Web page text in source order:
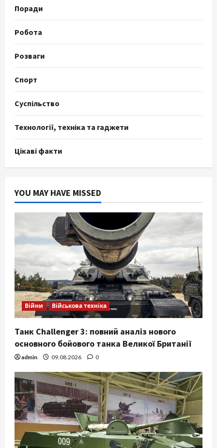
Поради
Робота
Розваги
Спорт
Суспільство
Технології, техніка та гаджети
Цікаві факти
YOU MAY HAVE MISSED
Війни Військова техніка
Танк Challenger 3: повний аналіз нового
основного бойового танка Великої Британії
admin 09.08.2026 0